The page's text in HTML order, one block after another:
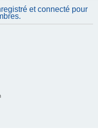
h
et connecté pour